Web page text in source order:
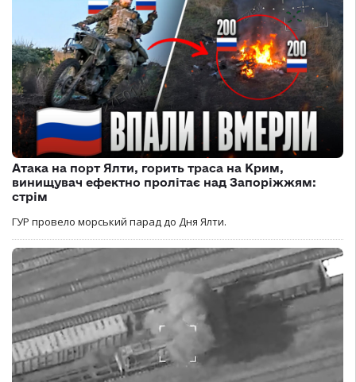
Атака на порт Ялти, горить траса на Крим,
винищувач ефектно пролітає над Запоріжжям:
стрім
ГУР провело морський парад до Дня Ялти.